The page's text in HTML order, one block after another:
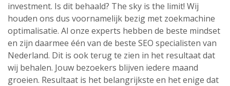
investment. Is dit behaald? The sky is the limit! Wij
houden ons dus voornamelijk bezig met zoekmachine
optimalisatie. Al onze experts hebben de beste mindset
en zijn daarmee één van de beste SEO specialisten van
Nederland. Dit is ook terug te zien in het resultaat dat
wij behalen. Jouw bezoekers blijven iedere maand
groeien. Resultaat is het belangrijkste en het enige dat